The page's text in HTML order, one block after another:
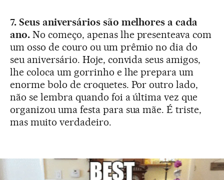
7. Seus aniversários são melhores a cada
ano.No começo, apenas lhe presenteava com
um osso de couro ou um prêmio no dia do
seu aniversário. Hoje, convida seus amigos,
lhe coloca um gorrinho e lhe prepara um
enorme bolo de croquetes. Por outro lado,
não se lembra quando foi a última vez que
organizou uma festa para sua mãe. É triste,
mas muito verdadeiro.